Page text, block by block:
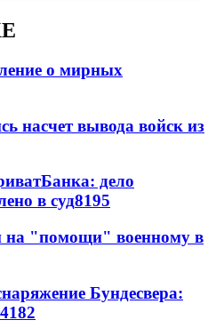
о мирных
насчет вывода войск из
дело
в суд8195
"помощи" военному в
Бундесвера:
4182